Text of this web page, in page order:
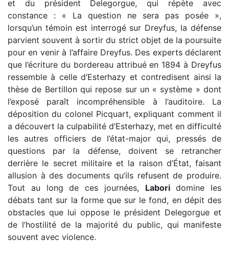
et du président Delegorgue, qui répète avec
constance : « La question ne sera pas posée »,
lorsqu’un témoin est interrogé sur Dreyfus, la défense
parvient souvent à sortir du strict objet de la poursuite
pour en venir à l’affaire Dreyfus. Des experts déclarent
que l’écriture du bordereau attribué en 1894 à Dreyfus
ressemble à celle d’Esterhazy et contredisent ainsi la
thèse de Bertillon qui repose sur un « système » dont
l’exposé paraît incompréhensible à l’auditoire. La
déposition du colonel Picquart, expliquant comment il
a découvert la culpabilité d’Esterhazy, met en difficulté
les autres officiers de l’état-major qui, pressés de
questions par la défense, doivent se retrancher
derrière le secret militaire et la raison d’État, faisant
allusion à des documents qu’ils refusent de produire.
Tout au long de ces journées, Laboridomine les
débats tant sur la forme que sur le fond, en dépit des
obstacles que lui oppose le président Delegorgue et
de l’hostilité de la majorité du public, qui manifeste
souvent avec violence.